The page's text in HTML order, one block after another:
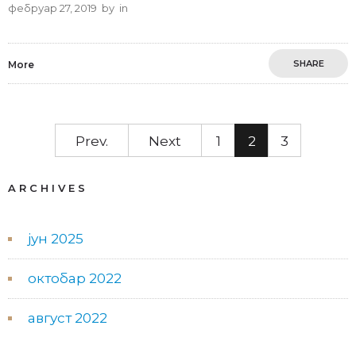
фебруар 27, 2019 by in
More SHARE
Prev. Next 1 2 3
ARCHIVES
јун 2025
октобар 2022
август 2022